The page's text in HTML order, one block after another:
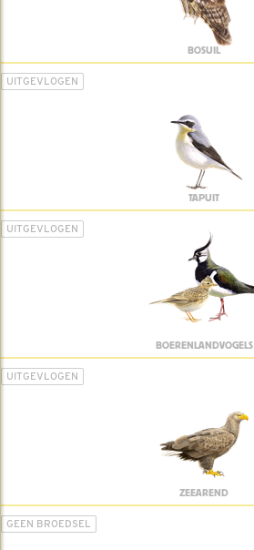
BOSUIL
UITGEVLOGEN
TAPUIT
UITGEVLOGEN
BOERENLANDVOGELS
UITGEVLOGEN
ZEEAREND
GEEN BROEDSEL